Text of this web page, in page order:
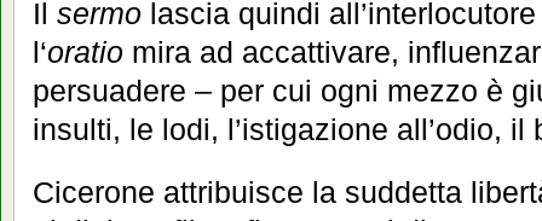
Il sermo lascia quindi
l‘oratio mira ad accattivare,
persuadere – per cui ogni mezzo è
insulti, le lodi, l’istigazione all’odio,
Cicerone attribuisce la suddetta